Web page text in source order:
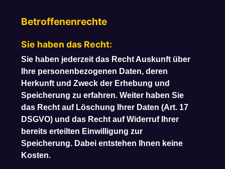
Betroffenenrechte
Sie haben das Recht:
Sie haben jederzeit das Recht Auskunft über
Ihre personenbezogenen Daten, deren
Herkunft und Zweck der Erhebung und
Speicherung zu erfahren. Weiter haben Sie
das Recht auf Löschung Ihrer Daten (Art. 17
DSGVO) und das Recht auf Widerruf Ihrer
bereits erteilten Einwilligung zur
Speicherung. Dabei entstehen Ihnen keine
Kosten.